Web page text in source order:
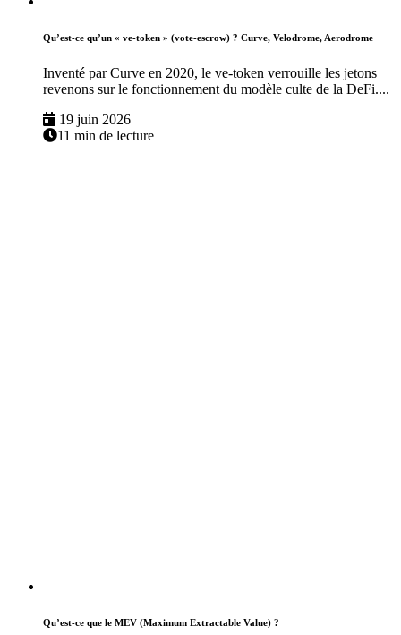
Qu’est-ce qu’un « ve-token » (vote-escrow) ? Curve, Velodrome, Aerodrome
Inventé par Curve en 2020, le ve-token verrouille les jetons
revenons sur le fonctionnement du modèle culte de la DeFi....
19 juin 2026
11 min de lecture
Qu’est-ce que le MEV (Maximum Extractable Value) ?